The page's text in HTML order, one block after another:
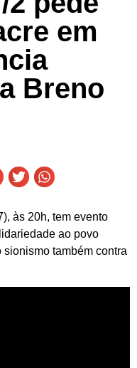
em
Breno
às 20h, tem evento
ao povo
também contra